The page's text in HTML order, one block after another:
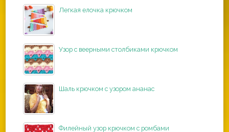
Легкая елочка крючком
Узор с веерными столбиками крючком
Шаль крючком с узором ананас
Филейный узор крючком с ромбами